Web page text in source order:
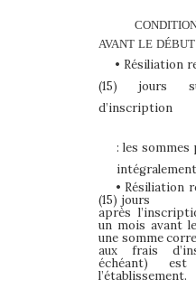
AVANT LE DÉBUT
• Résiliation
(15)
jours
d’inscription
: les sommes
intégralement
• Résiliation
(15) jours
après
un mois avant
une somme
aux frais
échéant)
l’établissement.